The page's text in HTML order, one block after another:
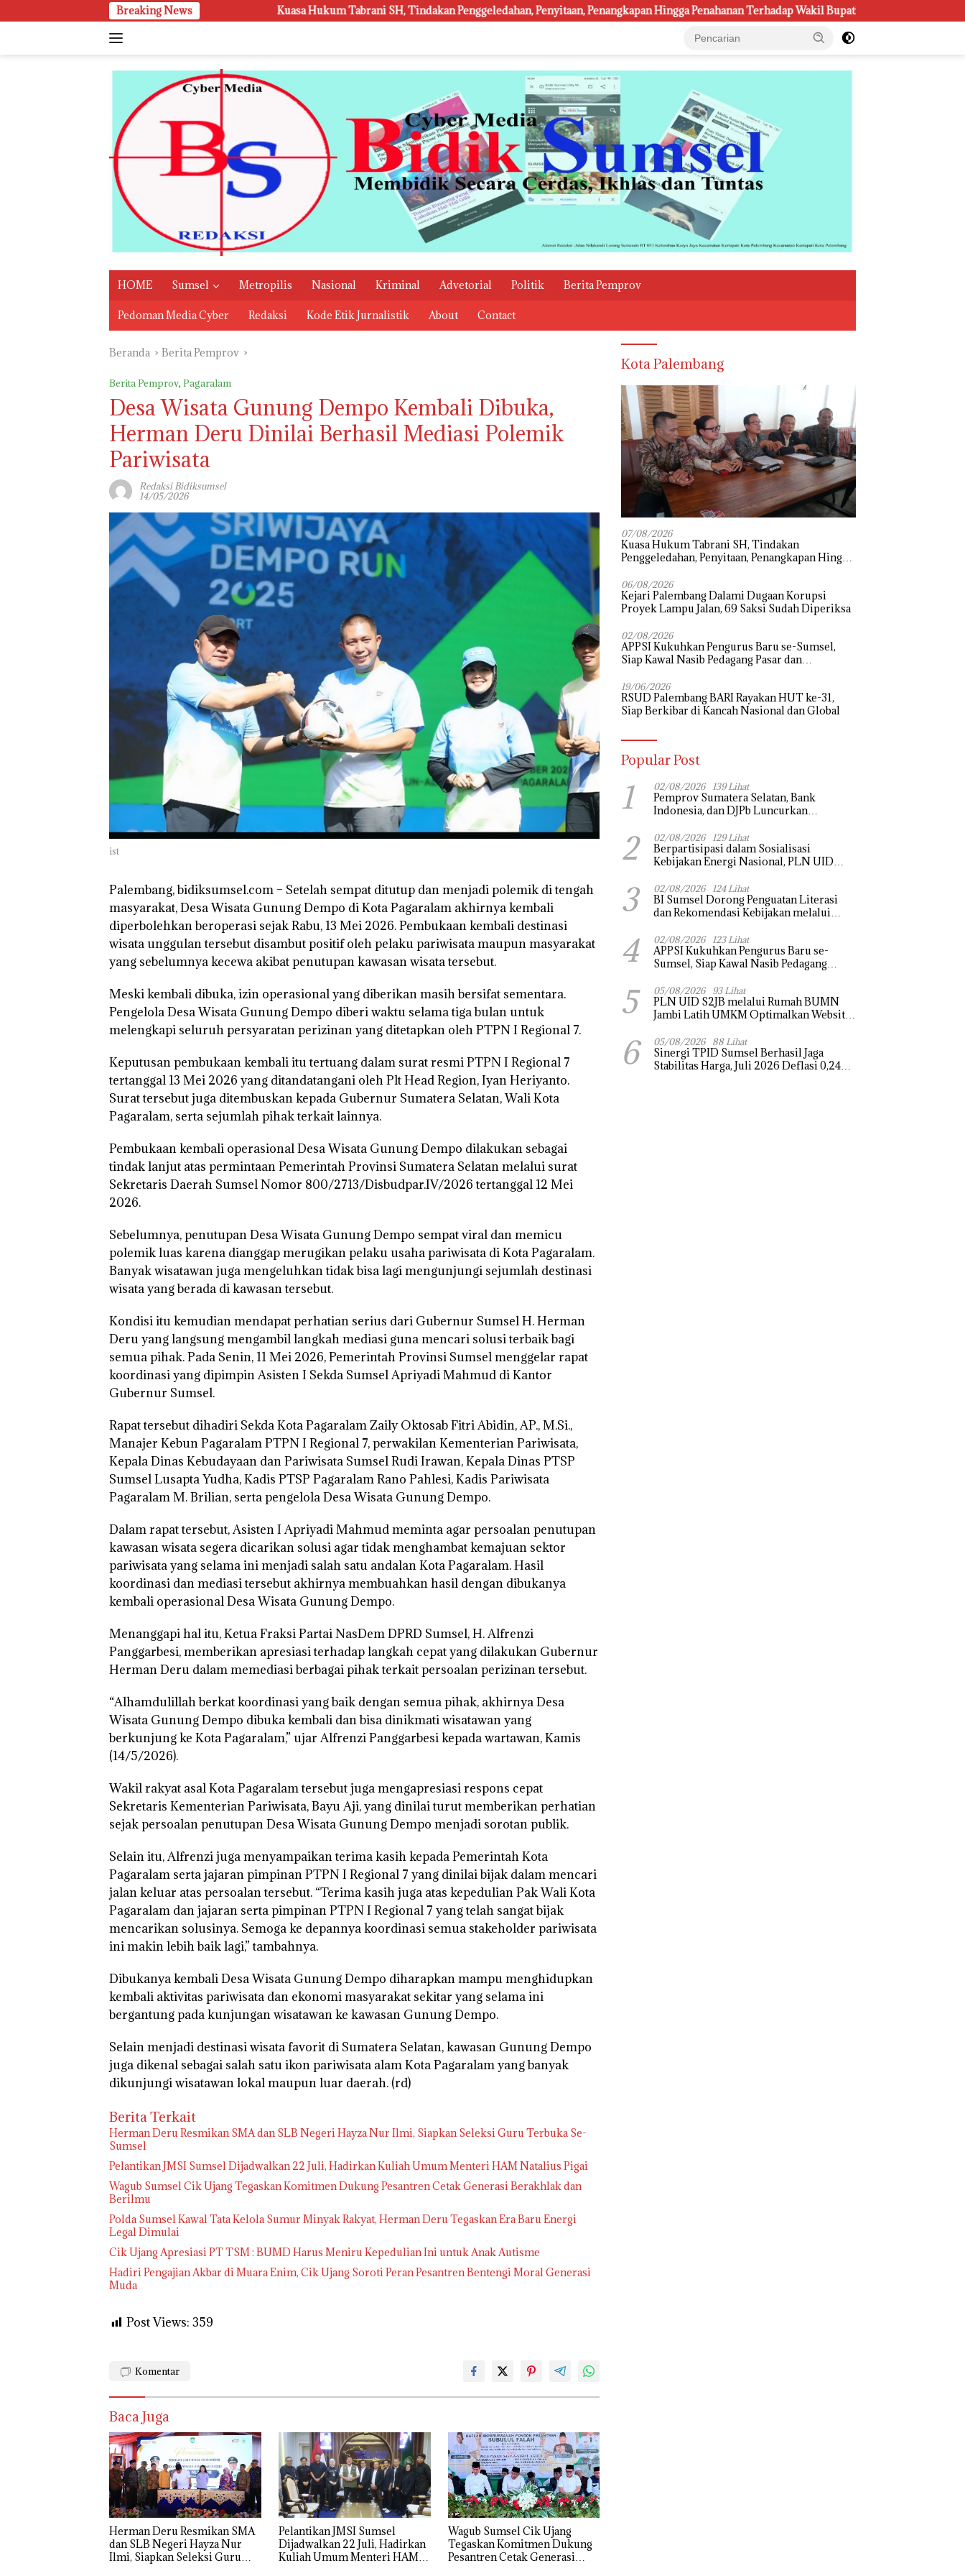
ke
Breaking News
‎Kuasa Hukum Tabrani SH, Tindakan Penggeledahan, Penyitaan, Penangkapan Hingga Penahanan Terhadap Wakil Bupati Pali Patut Diuji Melalui Mekanisme
HOME Sumsel Metropilis Nasional Kriminal Advetorial Politik Berita Pemprov
Pedoman Media Cyber Redaksi Kode Etik Jurnalistik About Contact
Beranda Berita Pemprov
Berita Pemprov, Pagaralam
Desa Wisata Gunung Dempo Kembali Dibuka,
Herman Deru Dinilai Berhasil Mediasi Polemik
Pariwisata
Redaksi Bidiksumsel
14/05/2026
ist
Palembang, bidiksumsel.com – Setelah sempat ditutup dan menjadi polemik di tengah
masyarakat, Desa Wisata Gunung Dempo di Kota Pagaralam akhirnya kembali
diperbolehkan beroperasi sejak Rabu, 13 Mei 2026. Pembukaan kembali destinasi
wisata unggulan tersebut disambut positif oleh pelaku pariwisata maupun masyarakat
yang sebelumnya kecewa akibat penutupan kawasan wisata tersebut.
Meski kembali dibuka, izin operasional yang diberikan masih bersifat sementara.
Pengelola Desa Wisata Gunung Dempo diberi waktu selama tiga bulan untuk
melengkapi seluruh persyaratan perizinan yang ditetapkan oleh PTPN I Regional 7.
Keputusan pembukaan kembali itu tertuang dalam surat resmi PTPN I Regional 7
tertanggal 13 Mei 2026 yang ditandatangani oleh Plt Head Region, Iyan Heriyanto.
Surat tersebut juga ditembuskan kepada Gubernur Sumatera Selatan, Wali Kota
Pagaralam, serta sejumlah pihak terkait lainnya.
Pembukaan kembali operasional Desa Wisata Gunung Dempo dilakukan sebagai
tindak lanjut atas permintaan Pemerintah Provinsi Sumatera Selatan melalui surat
Sekretaris Daerah Sumsel Nomor 800/2713/Disbudpar.IV/2026 tertanggal 12 Mei
2026.
Sebelumnya, penutupan Desa Wisata Gunung Dempo sempat viral dan memicu
polemik luas karena dianggap merugikan pelaku usaha pariwisata di Kota Pagaralam.
Banyak wisatawan juga mengeluhkan tidak bisa lagi mengunjungi sejumlah destinasi
wisata yang berada di kawasan tersebut.
Kondisi itu kemudian mendapat perhatian serius dari Gubernur Sumsel H. Herman
Deru yang langsung mengambil langkah mediasi guna mencari solusi terbaik bagi
semua pihak. Pada Senin, 11 Mei 2026, Pemerintah Provinsi Sumsel menggelar rapat
koordinasi yang dipimpin Asisten I Sekda Sumsel Apriyadi Mahmud di Kantor
Gubernur Sumsel.
Rapat tersebut dihadiri Sekda Kota Pagaralam Zaily Oktosab Fitri Abidin, AP., M.Si.,
Manajer Kebun Pagaralam PTPN I Regional 7, perwakilan Kementerian Pariwisata,
Kepala Dinas Kebudayaan dan Pariwisata Sumsel Rudi Irawan, Kepala Dinas PTSP
Sumsel Lusapta Yudha, Kadis PTSP Pagaralam Rano Pahlesi, Kadis Pariwisata
Pagaralam M. Brilian, serta pengelola Desa Wisata Gunung Dempo.
Dalam rapat tersebut, Asisten I Apriyadi Mahmud meminta agar persoalan penutupan
kawasan wisata segera dicarikan solusi agar tidak menghambat kemajuan sektor
pariwisata yang selama ini menjadi salah satu andalan Kota Pagaralam. Hasil
koordinasi dan mediasi tersebut akhirnya membuahkan hasil dengan dibukanya
kembali operasional Desa Wisata Gunung Dempo.
Menanggapi hal itu, Ketua Fraksi Partai NasDem DPRD Sumsel, H. Alfrenzi
Panggarbesi, memberikan apresiasi terhadap langkah cepat yang dilakukan Gubernur
Herman Deru dalam memediasi berbagai pihak terkait persoalan perizinan tersebut.
“Alhamdulillah berkat koordinasi yang baik dengan semua pihak, akhirnya Desa
Wisata Gunung Dempo dibuka kembali dan bisa dinikmati wisatawan yang
berkunjung ke Kota Pagaralam,” ujar Alfrenzi Panggarbesi kepada wartawan, Kamis
(14/5/2026).
Wakil rakyat asal Kota Pagaralam tersebut juga mengapresiasi respons cepat
Sekretaris Kementerian Pariwisata, Bayu Aji, yang dinilai turut memberikan perhatian
sejak persoalan penutupan Desa Wisata Gunung Dempo menjadi sorotan publik.
Selain itu, Alfrenzi juga menyampaikan terima kasih kepada Pemerintah Kota
Pagaralam serta jajaran pimpinan PTPN I Regional 7 yang dinilai bijak dalam mencari
jalan keluar atas persoalan tersebut. “Terima kasih juga atas kepedulian Pak Wali Kota
Pagaralam dan jajaran serta pimpinan PTPN I Regional 7 yang telah sangat bijak
mencarikan solusinya. Semoga ke depannya koordinasi semua stakeholder pariwisata
ini makin lebih baik lagi,” tambahnya.
Dibukanya kembali Desa Wisata Gunung Dempo diharapkan mampu menghidupkan
kembali aktivitas pariwisata dan ekonomi masyarakat sekitar yang selama ini
bergantung pada kunjungan wisatawan ke kawasan Gunung Dempo.
Selain menjadi destinasi wisata favorit di Sumatera Selatan, kawasan Gunung Dempo
juga dikenal sebagai salah satu ikon pariwisata alam Kota Pagaralam yang banyak
dikunjungi wisatawan lokal maupun luar daerah. (rd)
Berita Terkait
Herman Deru Resmikan SMA dan SLB Negeri Hayza Nur Ilmi, Siapkan Seleksi Guru Terbuka Se-
Sumsel
Pelantikan JMSI Sumsel Dijadwalkan 22 Juli, Hadirkan Kuliah Umum Menteri HAM Natalius Pigai
Wagub Sumsel Cik Ujang Tegaskan Komitmen Dukung Pesantren Cetak Generasi Berakhlak dan
Berilmu
Polda Sumsel Kawal Tata Kelola Sumur Minyak Rakyat, Herman Deru Tegaskan Era Baru Energi
Legal Dimulai
Cik Ujang Apresiasi PT TSM : BUMD Harus Meniru Kepedulian Ini untuk Anak Autisme
Hadiri Pengajian Akbar di Muara Enim, Cik Ujang Soroti Peran Pesantren Bentengi Moral Generasi
Muda
Post Views: 359
Komentar
Baca Juga
Herman Deru Resmikan SMA
dan SLB Negeri Hayza Nur
Ilmi, Siapkan Seleksi Guru
Pelantikan JMSI Sumsel
Dijadwalkan 22 Juli, Hadirkan
Kuliah Umum Menteri HAM
Wagub Sumsel Cik Ujang
Tegaskan Komitmen Dukung
Pesantren Cetak Generasi
Kota Palembang
07/08/2026
‎Kuasa Hukum Tabrani SH, Tindakan
Penggeledahan, Penyitaan, Penangkapan Hingga
Diuji Melalui Mekanisme Praperadilan
06/08/2026
Kejari Palembang Dalami Dugaan Korupsi
Proyek Lampu Jalan, 69 Saksi Sudah Diperiksa
02/08/2026
APPSI Kukuhkan Pengurus Baru se-Sumsel,
Siap Kawal Nasib Pedagang Pasar dan
19/06/2026
RSUD Palembang BARI Rayakan HUT ke-31,
Siap Berkibar di Kancah Nasional dan Global
Popular Post
1 02/08/2026 139 Lihat
Pemprov Sumatera Selatan, Bank
Indonesia, dan DJPb Luncurkan
untuk Perkuat Ketahanan Pangan dan
Pengendalian Inflasi
2 02/08/2026 129 Lihat
Berpartisipasi dalam Sosialisasi
Kebijakan Energi Nasional, PLN UID
Listrik
3 02/08/2026 124 Lihat
BI Sumsel Dorong Penguatan Literasi
dan Rekomendasi Kebijakan melalui
Essay 3rd Sriwijaya Economic Forum
2026
4 02/08/2026 123 Lihat
APPSI Kukuhkan Pengurus Baru se-
Sumsel, Siap Kawal Nasib Pedagang
Tradisional
5 05/08/2026 93 Lihat
PLN UID S2JB melalui Rumah BUMN
Jambi Latih UMKM Optimalkan Website
6 05/08/2026 88 Lihat
Sinergi TPID Sumsel Berhasil Jaga
Stabilitas Harga, Juli 2026 Deflasi 0,24